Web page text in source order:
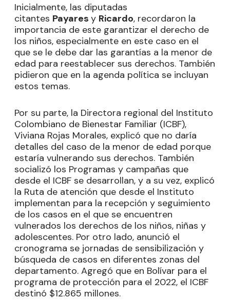
Inicialmente, las diputadas
citantes Payares y Ricardo, recordaron la
importancia de este garantizar el derecho de
los niños, especialmente en este caso en el
que se le debe dar las garantías a la menor de
edad para reestablecer sus derechos. También
pidieron que en la agenda política se incluyan
estos temas.
Por su parte, la Directora regional del Instituto
Colombiano de Bienestar Familiar (ICBF),
Viviana Rojas Morales, explicó que no daría
detalles del caso de la menor de edad porque
estaría vulnerando sus derechos. También
socializó los Programas y campañas que
desde el ICBF se desarrollan, y a su vez, explicó
la Ruta de atención que desde el Instituto
implementan para la recepción y seguimiento
de los casos en el que se encuentren
vulnerados los derechos de los niños, niñas y
adolescentes. Por otro lado, anunció el
cronograma se jornadas de sensibilización y
búsqueda de casos en diferentes zonas del
departamento. Agregó que en Bolívar para el
programa de protección para el 2022, el ICBF
destinó $12.865 millones.